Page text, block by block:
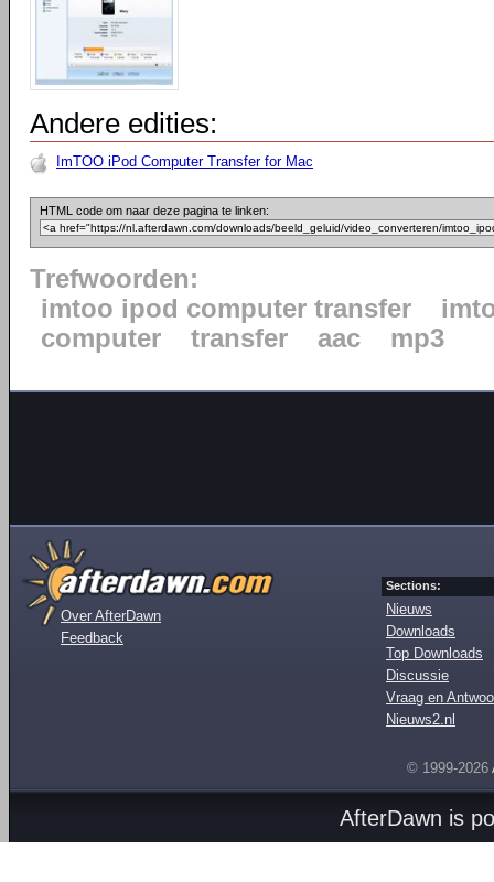
Andere edities:
ImTOO iPod Computer Transfer for Mac
HTML code om naar deze pagina te linken:
Trefwoorden:
imtoo ipod computer transfer
computer
transfer aac mp3
Over AfterDawn
Feedback
Sections:
Nieuws
Downloads
Top Downloads
Discussie
Vraag en
Nieuws2.nl
© 1999-2026
AfterDawn is